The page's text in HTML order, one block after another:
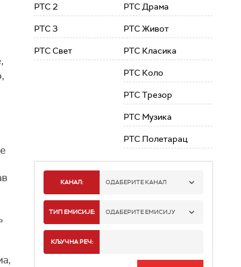
РТС 2
РТС 3
РТС Свет
РТС Драма
РТС Живот
РТС Класика
РТС Коло
РТС Трезор
РТС Музика
РТС Полетарац
КАНАЛ: ОДАБЕРИТЕ КАНАЛ
РТС 1
РТС 3
ТИП ЕМИСИЈЕ: ОДАБЕРИТЕ ЕМИСИЈУ
КЉУЧНА РЕЧ: